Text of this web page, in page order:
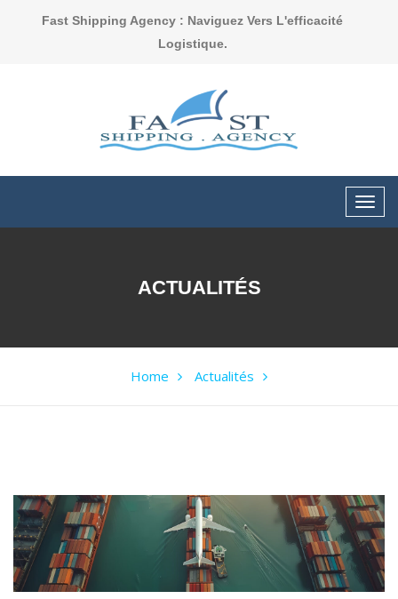
Fast Shipping Agency : Naviguez Vers L'efficacité
Logistique.
ACTUALITÉS
Home Actualités